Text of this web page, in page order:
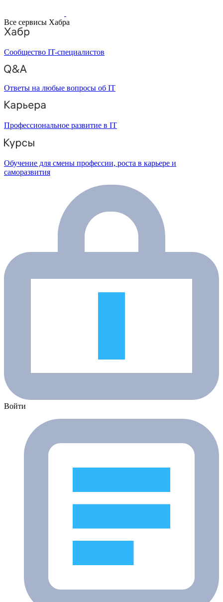
Все сервисы Хабра
Сообщество IT-специалистов
Ответы на любые вопросы об IT
Профессиональное развитие в IT
Обучение для смены профессии, роста в карьере и
саморазвития
Войти